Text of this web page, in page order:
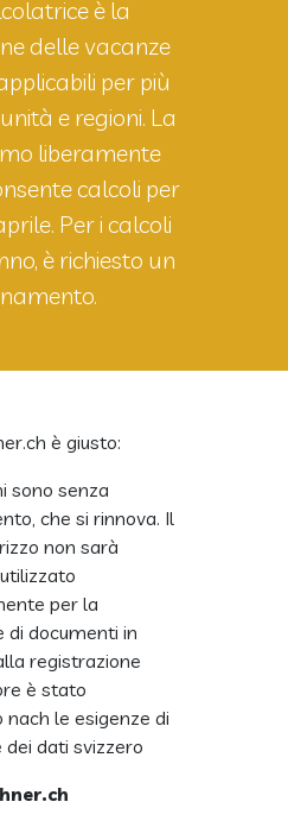
è la
delle vacanze
per più
e regioni. La
liberamente
calcoli per
Per i calcoli
è richiesto un
è giusto:
sono senza
che si rinnova. Il
non sarà
per la
di documenti in
registrazione
è stato
le esigenze di
dati svizzero